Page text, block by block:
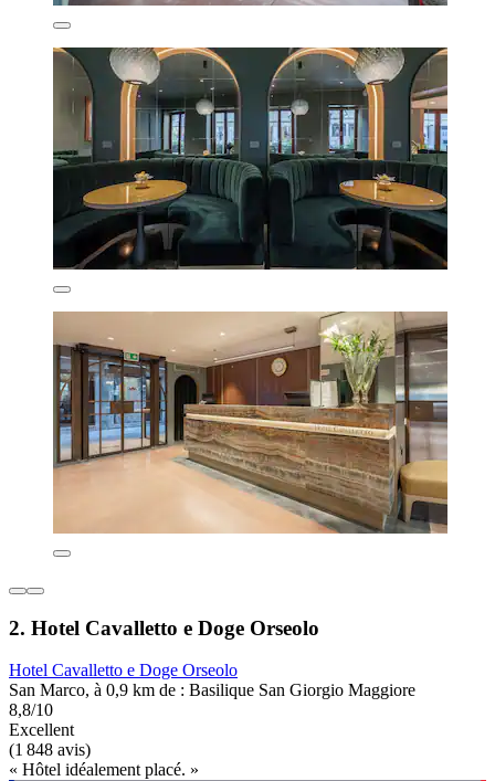
2. Hotel Cavalletto e Doge Orseolo
Hotel Cavalletto e Doge Orseolo
San Marco, à 0,9 km de : Basilique San Giorgio Maggiore
8,8/10
Excellent
(1 848 avis)
« Hôtel idéalement placé. »